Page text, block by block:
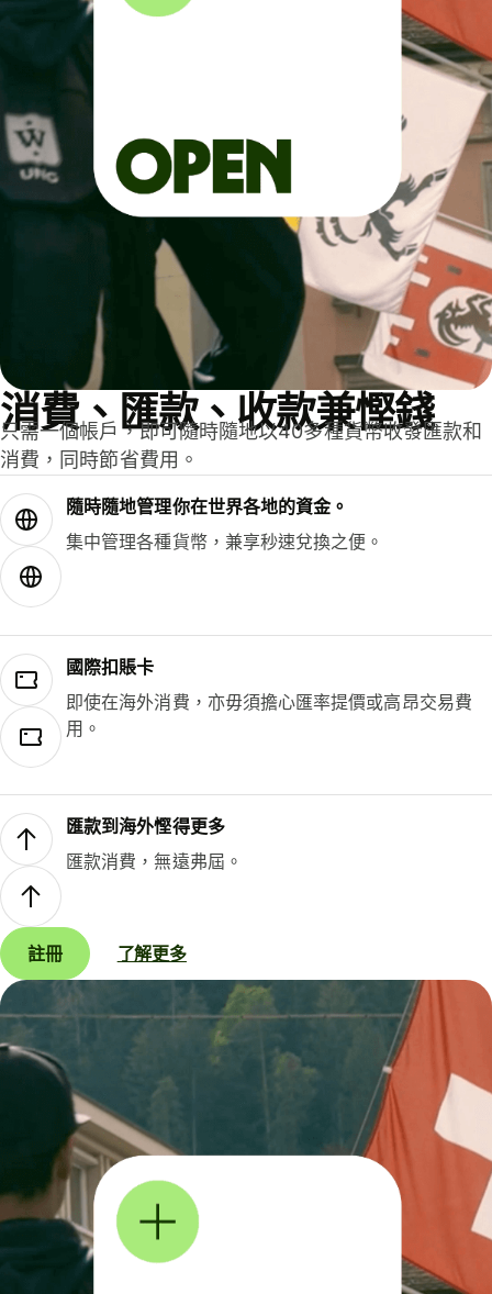
消費、匯款、收款兼慳錢
只需一個帳戶，即可隨時隨地以40多種貨幣收發匯款和
消費，同時節省費用。
隨時隨地管理你在世界各地的資金。
集中管理各種貨幣，兼享秒速兌換之便。
國際扣賬卡
即使在海外消費，亦毋須擔心匯率提價或高昂交易費
用。
匯款到海外慳得更多
匯款消費，無遠弗屆。
註冊 了解更多